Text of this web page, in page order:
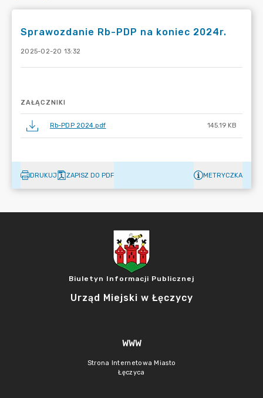
Sprawozdanie Rb-PDP na koniec 2024r.
2025-02-20 13:32
ZAŁĄCZNIKI
Rb-PDP 2024.pdf 145.19 KB
DRUKUJ ZAPISZ DO PDF METRYCZKA
Biuletyn Informacji Publicznej
Urząd Miejski w Łęczycy
WWW
Strona Internetowa Miasto
Łęczyca